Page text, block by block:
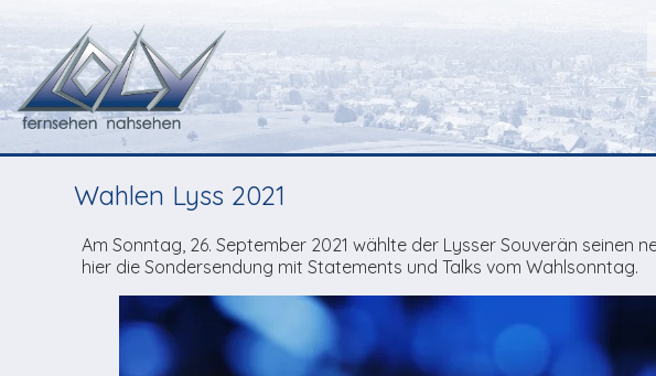
Wahlen Lyss 2021
Am Sonntag, 26. September 2021 wählte der Lysser Souverän seinen
hier die Sondersendung mit Statements und Talks vom Wahlsonntag.